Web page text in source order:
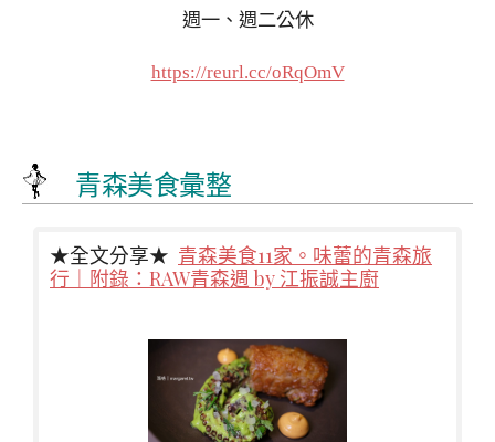
週一、週二公休
https://reurl.cc/oRqOmV
青森美食彙整
★全文分享★ 青森美食11家。味蕾的青森旅
行｜附錄：RAW青森週 by 江振誠主廚